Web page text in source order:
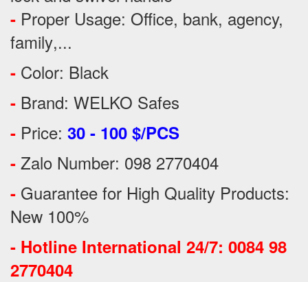
- Proper Usage: Office, bank, agency,
family,...
- Color: Black
- Brand: WELKO Safes
- Price: 30 - 100 $/PCS
- Zalo Number: 098 2770404
- Guarantee for High Quality Products:
New 100%
- Hotline International 24/7: 0084 98
2770404